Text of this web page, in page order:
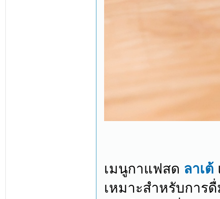
เมนูกาแฟสด ลาเต้
เหมาะสำหรับการ